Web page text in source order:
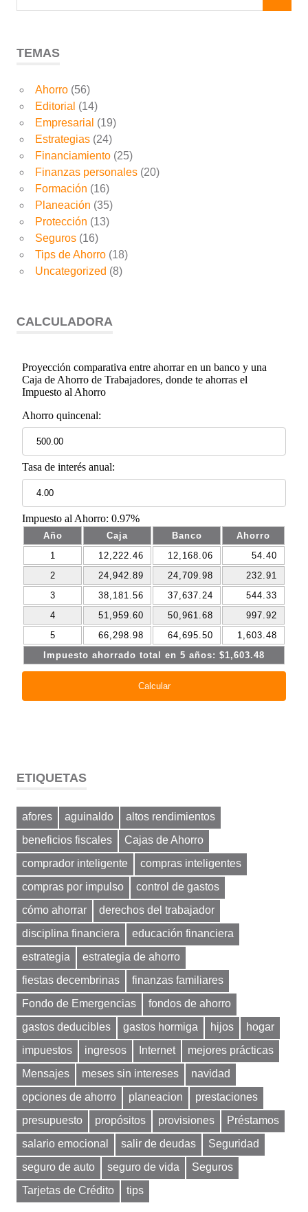
TEMAS
Ahorro(56)
Editorial (14)
Empresarial (19)
Estrategias(24)
Financiamiento(25)
Finanzas personales(20)
Formación (16)
Planeación (35)
Protección (13)
Seguros(16)
Tips de Ahorro(18)
Uncategorized (8)
CALCULADORA
ETIQUETAS
afores aguinaldo
altos rendimientos
beneficios fiscales
Cajas de Ahorro
comprador inteligente
compras inteligentes
compras por impulso
control de gastos
cómo ahorrar
derechos del trabajador
disciplina financiera
educación financiera
estrategia
estrategia de ahorro
fiestas decembrinas
finanzas familiares
Fondo de Emergencias
fondos de ahorro
gastos deducibles
gastos hormiga hijos
hogar
impuestos
ingresos Internet
mejores prácticas
Mensajes
meses sin intereses
navidad
opciones de ahorro
planeacion
prestaciones
presupuesto
propósitos provisiones
Préstamos
salario emocional
salir de deudas
Seguridad
seguro de auto
seguro de vida
Seguros
Tarjetas de Crédito
tips